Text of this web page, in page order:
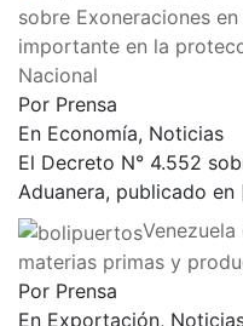
sobre Exoneraciones
importante en la
Nacional
Por Prensa
En Economía, Noticias
El Decreto N° 4.552
Aduanera, publicado en
materias primas y
Por Prensa
En Exportación,